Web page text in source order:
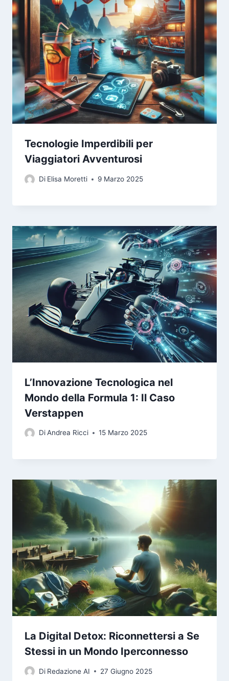
Tecnologie Imperdibili per
Viaggiatori Avventurosi
Di Elisa Moretti 9 Marzo 2025
L’Innovazione Tecnologica nel
Mondo della Formula 1: Il Caso
Verstappen
DiAndrea Ricci 15 Marzo 2025
La Digital Detox: Riconnettersi a Se
Stessi in un Mondo Iperconnesso
Di Redazione AI 27 Giugno 2025